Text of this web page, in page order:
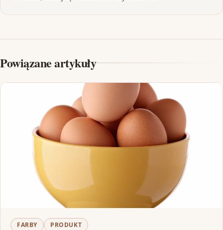
Powiązane artykuły
FARBY PRODUKT